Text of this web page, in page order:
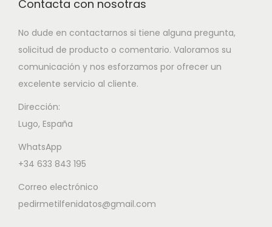
Contacta con nosotras
No dude en contactarnos si tiene alguna pregunta,
solicitud de producto o comentario. Valoramos su
comunicación y nos esforzamos por ofrecer un
excelente servicio al cliente.
Dirección:
Lugo, España
WhatsApp
+34 633 843 195
Correo electrónico
pedirmetilfenidatos@gmail.com